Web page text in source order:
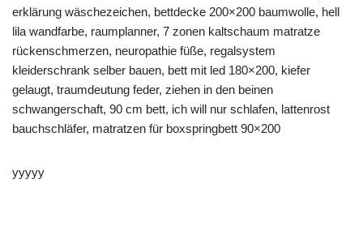
erklärung wäschezeichen, bettdecke 200×200 baumwolle, hell
lila wandfarbe, raumplanner, 7 zonen kaltschaum matratze
rückenschmerzen, neuropathie füße, regalsystem
kleiderschrank selber bauen, bett mit led 180×200, kiefer
gelaugt, traumdeutung feder, ziehen in den beinen
schwangerschaft, 90 cm bett, ich will nur schlafen, lattenrost
bauchschläfer, matratzen für boxspringbett 90×200
yyyyy